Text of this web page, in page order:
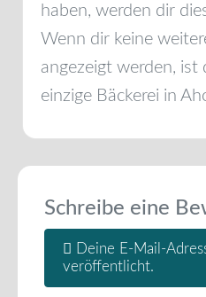
haben, werden dir
Wenn dir keine
angezeigt werden, ist
einzige Bäckerei in
Schreibe eine
Deine E-Mail-
veröffentlicht.